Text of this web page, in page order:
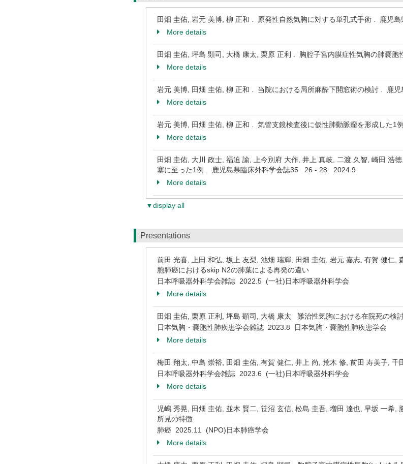
田畑 圭佑, 岩元 美博, 柳 正和 . 原発性自然気胸に対する単孔式手術 . 鹿児
More details
田畑 圭佑, 坪島 顕司, 大橋 康太, 栗原 正利 . 胸腔子宮内膜症性気胸の肺嚢
More details
岩元 美博, 田畑 圭佑, 柳 正和 . 当院における局所麻酔下開窓術の検討 . 鹿
More details
岩元 美博, 田畑 圭佑, 柳 正和 . 気管支鏡検査後に仮性肺動脈瘤を形成した
More details
田畑 圭佑, 大川 政士, 福迫 諭, 上今別府 大作, 井上 真岐, 二渡 久智, 崎田 浩
塞に至った1例 . 鹿児島県臨床外科学会誌35 26 - 28 2024.9
More details
▼display all
Presentations
前田 光喜, 上田 和弘, 坂上 友梨, 池畑 瑞輝, 田畑 圭佑, 岩元 嘉志, 有賀 健
胞肺癌におけるskip N2の肺葉による再発の違い
日本呼吸器外科学会雑誌 2022.5 (一社)日本呼吸器外科学会
More details
田畑 圭佑, 栗原 正利, 坪島 顕司, 大橋 康太 難治性気胸における在院死の検
日本気胸・嚢胞性肺疾患学会雑誌 2023.8 日本気胸・嚢胞性肺疾患学会
More details
梅田 翔太, 中島 崇裕, 田畑 圭佑, 有賀 健仁, 井上 尚, 荒木 修, 前田 寿美子,
日本呼吸器外科学会雑誌 2023.6 (一社)日本呼吸器外科学会
More details
児嶋 秀晃, 田畑 圭佑, 並木 賢二, 笹沼 玄信, 松島 圭吾, 増田 達也, 早坂 一
所見の特徴
肺癌 2025.11 (NPO)日本肺癌学会
More details